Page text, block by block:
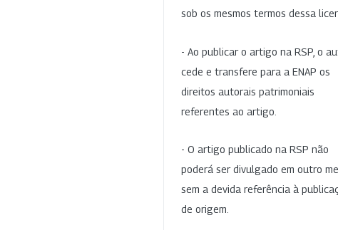
sob os mesmos termos dessa
- Ao publicar o artigo na RSP, o
cede e transfere para a ENAP os
direitos autorais patrimoniais
referentes ao artigo.
- O artigo publicado na RSP não
poderá ser divulgado em outro
sem a devida referência à
de origem.